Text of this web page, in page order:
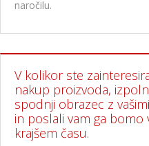
naročilu.
V kolikor ste
nakup proizvoda,
spodnji obrazec z
in poslali vam ga bomo
krajšem času.